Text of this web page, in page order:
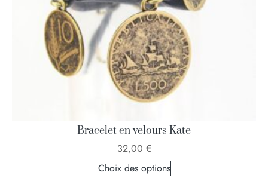
Bracelet en velours Kate
32,00 €
Choix des options